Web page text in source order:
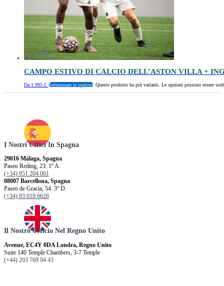
CAMPO ESTIVO DI CALCIO DELL’ASTON VILLA +
Da 1.995 £ Selezionare le opzioni Questo prodotto ha più varianti. Le opzioni possono essere
I Nostri Uffici In Spagna
29016 Málaga, Spagna
Paseo Reding, 23. 1º A.
(+34) 951 204 061
08007 Barcellona, ​​Spagna
Paseo de Gracia, 54. 3º D.
(+34) 93 018 6626
Il Nostro Ufficio Nel Regno Unito
Avenue, EC4Y 0DA Londra, Regno Unito
Suite 140 Temple Chambers, 3-7 Temple
(+44) 203 769 94 43